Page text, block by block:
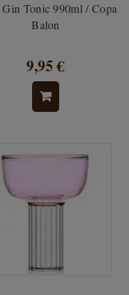
Gin Tonic 990ml / Copa
Balon
9,95 €